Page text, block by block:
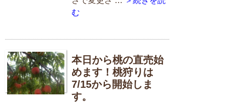
む
本日から桃の直売始
めます！桃狩りは
7/15から開始しま
す。